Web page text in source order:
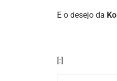
E o desejo da
[:]